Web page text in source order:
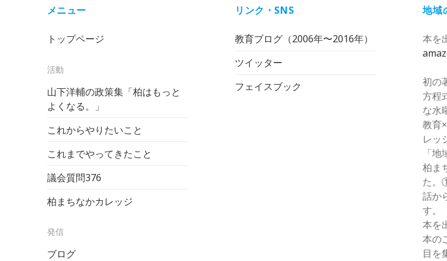
メニュー
トップページ
活動
山下洋輔の政策集「柏はもっと
よくなる。」
これからやりたいこと
これまでやってきたこと
議会質問376
柏まちなかカレッジ
発信
ブログ
リンク・SNS
教育ブログ（2006年〜2016年）
ツイッター
フェイスブック
地域
本を
初の
方程
な水
教育
レッ
「
柏ま
た。
話か
す。
本を
本の
目を